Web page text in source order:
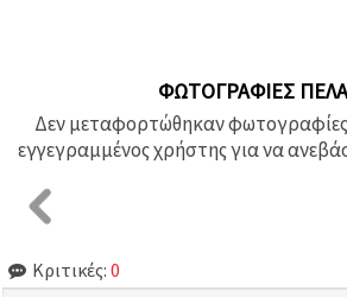
ΦΩΤΟΓΡΑΦΊΕΣ
Δεν μεταφορτώθηκαν
εγγεγραμμένος χρήστης για να
Κριτικές: 0